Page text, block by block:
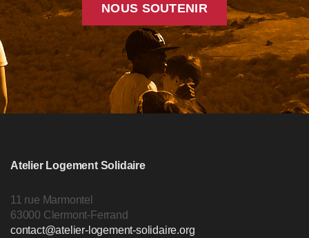
NOUS SOUTENIR
Atelier Logement Solidaire
11 rue Marmontel
63000 Clermont-Ferrand
contact@atelier-logement-solidaire.org